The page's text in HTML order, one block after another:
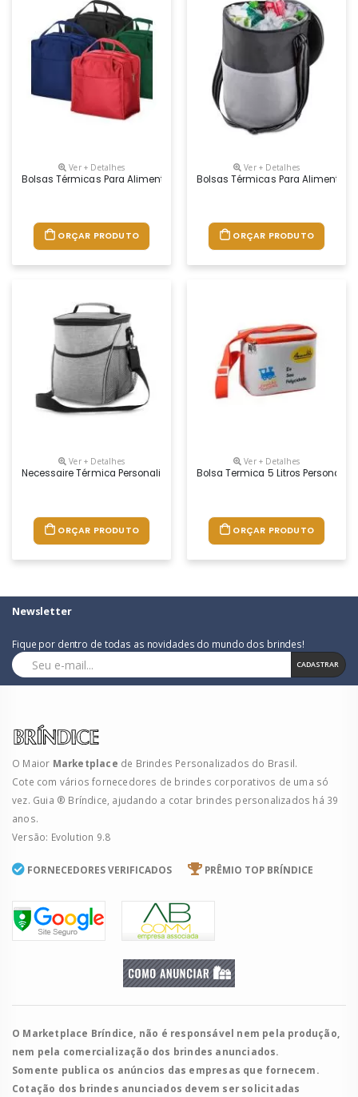
Ver + Detalhes
Bolsas Térmicas Para Alimentos
ORÇAR PRODUTO
Ver + Detalhes
Bolsas Térmicas Para Alimentos
ORÇAR PRODUTO
Ver + Detalhes
Necessaire Térmica Personalizada
ORÇAR PRODUTO
Ver + Detalhes
Bolsa Termica 5 Litros
ORÇAR PRODUTO
Newsletter
Fique por dentro de todas as novidades do mundo dos brindes!
CADASTRAR
O Maior Marketplace de Brindes Personalizados do Brasil.
Cote com vários fornecedores de brindes corporativos de uma só
vez. Guia ® Bríndice, ajudando a cotar brindes personalizados há 39
anos.
Versão: Evolution 9.8
FORNECEDORES VERIFICADOS PRÊMIO TOP BRÍNDICE
O Marketplace Bríndice, não é responsável nem pela produção,
nem pela comercialização dos brindes anunciados.
Somente publica os anúncios das empresas que fornecem.
Cotação dos brindes anunciados devem ser solicitadas